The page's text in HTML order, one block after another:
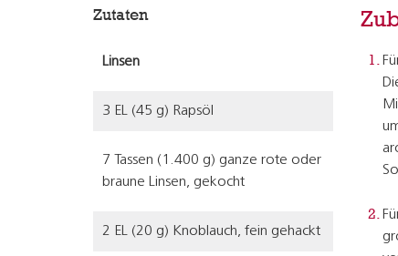
Zutaten
Linsen
3 EL (45 g) Rapsöl
7 Tassen (1.400 g) ganze rote oder
braune Linsen, gekocht
2 EL (20 g) Knoblauch, fein gehackt